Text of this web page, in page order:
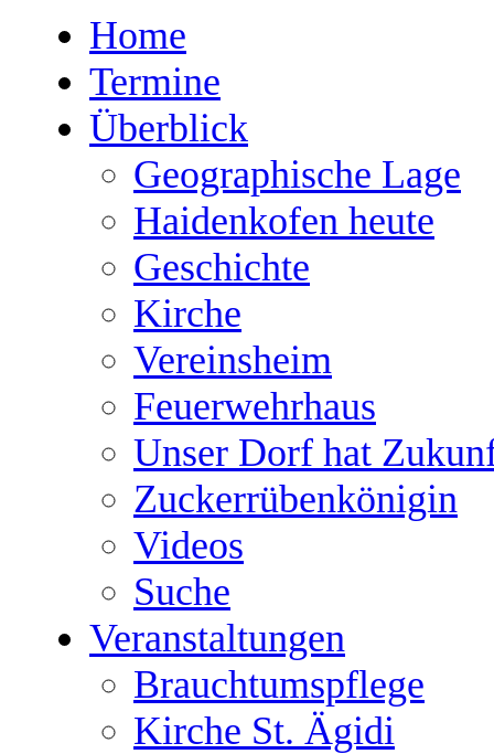
Home
Termine
Überblick
Geographische Lage
Haidenkofen heute
Geschichte
Kirche
Vereinsheim
Feuerwehrhaus
Unser Dorf hat
Zuckerrübenkönigin
Videos
Suche
Veranstaltungen
Brauchtumspflege
Kirche St. Ägidi